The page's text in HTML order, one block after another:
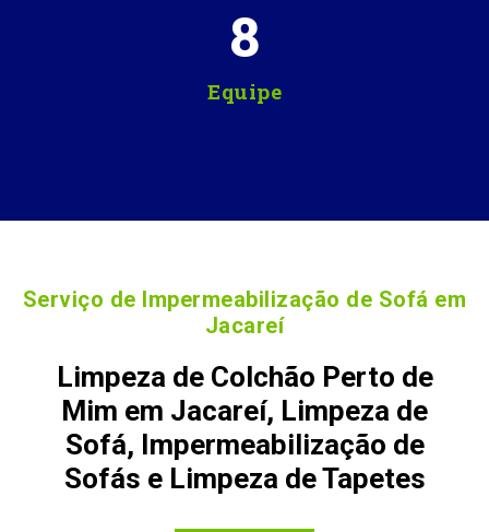
Equipe
8
Serviço de Impermeabilização de Sofá em
Jacareí
Limpeza de Colchão Perto de
Mim em Jacareí, Limpeza de
Sofá, Impermeabilização de
Sofás e Limpeza de Tapetes